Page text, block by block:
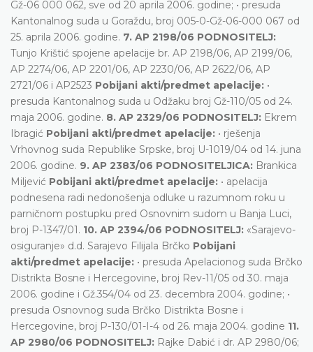
Gž-06 000 062, sve od 20 aprila 2006. godine; • presuda
Kantonalnog suda u Goraždu, broj 005-0-Gž-06-000 067 od
25. aprila 2006. godine. 7. AP 2198/06 PODNOSITELJ:
Tunjo Krištić spojene apelacije br. AP 2198/06, AP 2199/06,
AP 2274/06, AP 2201/06, AP 2230/06, AP 2622/06, AP
2721/06 i AP2523 Pobijani akti/predmet apelacije: •
presuda Kantonalnog suda u Odžaku broj Gž-110/05 od 24.
maja 2006. godine. 8. AP 2329/06 PODNOSITELJ: Ekrem
Ibragić Pobijani akti/predmet apelacije: • rješenja
Vrhovnog suda Republike Srpske, broj U-1019/04 od 14. juna
2006. godine. 9. AP 2383/06 PODNOSITELJICA: Brankica
Miljević Pobijani akti/predmet apelacije: • apelacija
podnesena radi nedonošenja odluke u razumnom roku u
parničnom postupku pred Osnovnim sudom u Banja Luci,
broj P-1347/01. 10. AP 2394/06 PODNOSITELJ: «Sarajevo-
osiguranje» d.d. Sarajevo Filijala Brčko Pobijani
akti/predmet apelacije: • presuda Apelacionog suda Brčko
Distrikta Bosne i Hercegovine, broj Rev-11/05 od 30. maja
2006. godine i Gž.354/04 od 23. decembra 2004. godine; •
presuda Osnovnog suda Brčko Distrikta Bosne i
Hercegovine, broj P-130/01-I-4 od 26. maja 2004. godine 11.
AP 2980/06 PODNOSITELJ: Rajke Dabić i dr. AP 2980/06;